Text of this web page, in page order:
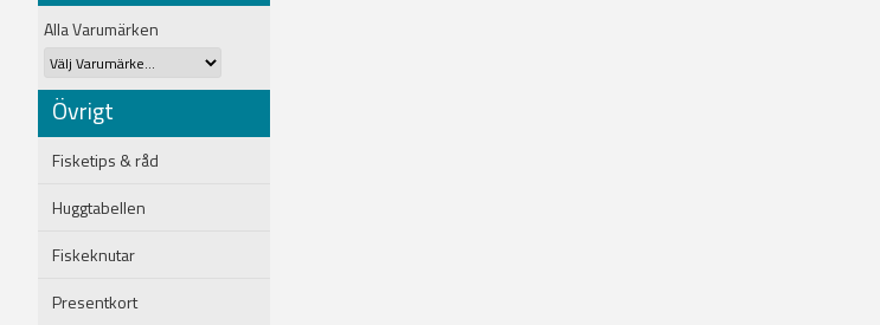
Alla Varumärken
Övrigt
Fisketips & råd
Huggtabellen
Fiskeknutar
Presentkort